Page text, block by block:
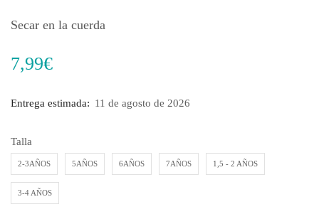
Secar en la cuerda
7,99€
Entrega estimada: 11 de agosto de 2026
Talla
2-3AÑOS 5AÑOS 6AÑOS 7AÑOS 1,5 - 2 AÑOS
3-4 AÑOS